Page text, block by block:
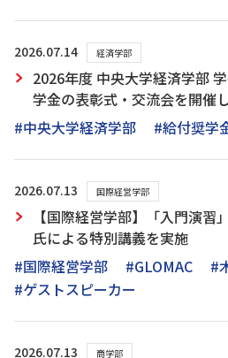
2026.07.14 経済学部
2026年度 中央大学経済学部
学金の表彰式・交流会を開催
#中央大学経済学部
#給付奨学
2026.07.13 国際経営学部
【国際経営学部】「入門演習
氏による特別講義を実施
#国際経営学部
#GLOMAC #
#ゲストスピーカー
2026.07.13 商学部